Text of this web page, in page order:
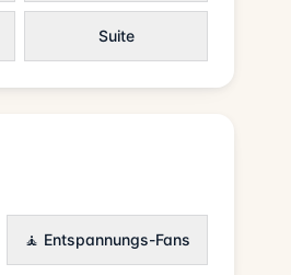
Suite
🧘 Entspannungs-Fans